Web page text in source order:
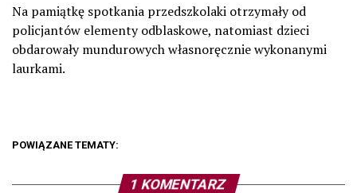
Na pamiątkę spotkania przedszkolaki otrzymały od
policjantów elementy odblaskowe, natomiast dzieci
obdarowały mundurowych własnoręcznie wykonanymi
laurkami.
POWIĄZANE TEMATY:
1 KOMENTARZ